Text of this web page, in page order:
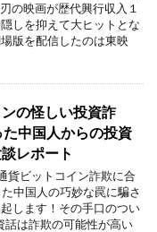
画が歴代興行収入１
しを抑えて大ヒットとな
版を配信したのは東映
の怪しい投資詐
中国人からの投資
レポート
トコイン詐欺に合
中国人の巧妙な罠に騙さ
します！その手口のつい
話は詐欺の可能性が高い